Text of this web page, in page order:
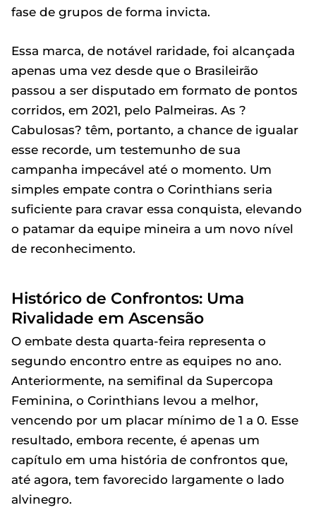
fase de grupos de forma invicta.
Essa marca, de notável raridade, foi alcançada
apenas uma vez desde que o Brasileirão
passou a ser disputado em formato de pontos
corridos, em 2021, pelo Palmeiras. As ?
Cabulosas? têm, portanto, a chance de igualar
esse recorde, um testemunho de sua
campanha impecável até o momento. Um
simples empate contra o Corinthians seria
suficiente para cravar essa conquista, elevando
o patamar da equipe mineira a um novo nível
de reconhecimento.
Histórico de Confrontos: Uma
Rivalidade em Ascensão
O embate desta quarta-feira representa o
segundo encontro entre as equipes no ano.
Anteriormente, na semifinal da Supercopa
Feminina, o Corinthians levou a melhor,
vencendo por um placar mínimo de 1 a 0. Esse
resultado, embora recente, é apenas um
capítulo em uma história de confrontos que,
até agora, tem favorecido largamente o lado
alvinegro.